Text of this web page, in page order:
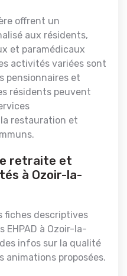
offrent un
aux résidents,
et paramédicaux
activités variées sont
pensionnaires et
résidents peuvent
restauration et
retraite et
à Ozoir-la-
fiches descriptives
EHPAD à Ozoir-la-
infos sur la qualité
animations proposées.